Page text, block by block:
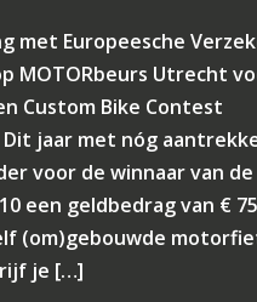
met Europeesche
MOTORbeurs Utrecht
Custom Bike Contest
jaar met nóg
voor de winnaar van
een geldbedrag van €
(om)gebouwde
je […]